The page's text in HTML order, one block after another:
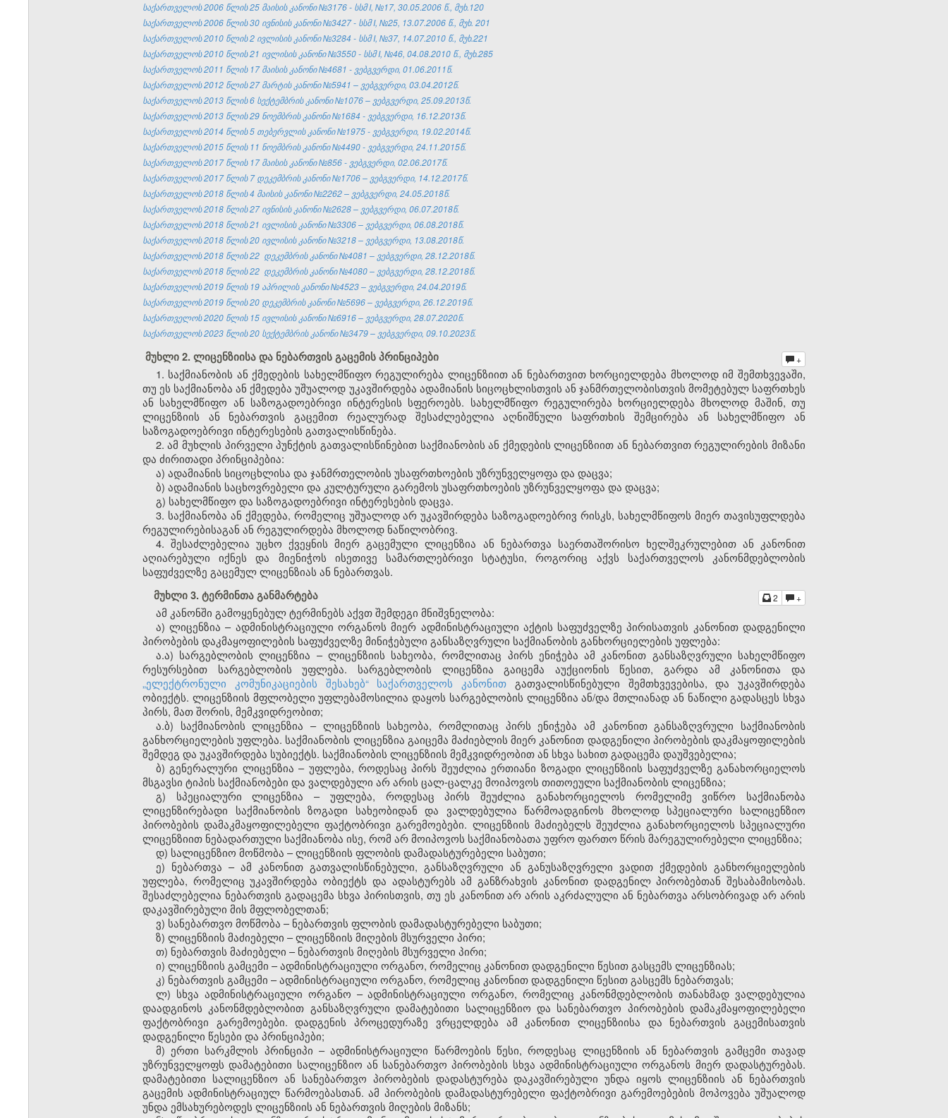
საქართველოს 2006 წლის 25 მაისის კანონი №3176 - სსმ I, №17, 30.05.2006 წ., მუხ.120
საქართველოს 2006 წლის 30 ივნისის კანონი №3427 - სსმ I, №25, 13.07.2006 წ., მუხ. 201
საქართველოს 2010 წლის 2 ივლისის კანონი №3284 - სსმ I, №37, 14.07.2010 წ., მუხ.221
საქართველოს 2010 წლის 21 ივლისის კანონი №3550 - სსმ I, №46, 04.08.2010 წ., მუხ.285
საქართველოს 2011 წლის 17 მაისის კანონი №4681 - ვებგვერდი, 01.06.2011წ.
საქართველოს 2012 წლის 27 მარტის კანონი №5941 – ვებგვერდი, 03.04.2012წ.
საქართველოს 2013 წლის 6 სექტემბრის კანონი №1076 – ვებგვერდი, 25.09.2013წ.
საქართველოს 2013 წლის 29 ნოემბრის კანონი №1684 - ვებგვერდი, 16.12.2013წ.
საქართველოს 2014 წლის 5 თებერვლის კანონი №1975 - ვებგვერდი, 19.02.2014წ.
საქართველოს 2015 წლის 11 ნოემბრის კანონი №4490 - ვებგვერდი, 24.11.2015წ.
საქართველოს 2017 წლის 17 მაისის კანონი №856 - ვებგვერდი, 02.06.2017წ.
საქართველოს 2017 წლის 7 დეკემბრის კანონი №1706 – ვებგვერდი, 14.12.2017წ.
საქართველოს 2018 წლის 4 მაისის კანონი №2262 – ვებგვერდი, 24.05.2018წ.
საქართველოს 2018 წლის 27 ივნისის კანონი №2628 – ვებგვერდი, 06.07.2018წ.
საქართველოს 2018 წლის 21 ივლისის კანონი №3306 – ვებგვერდი, 06.08.2018წ.
საქართველოს 2018 წლის 20 ივლისის კანონი №3218 – ვებგვერდი, 13.08.2018წ.
საქართველოს 2018 წლის 22 დეკემბრის კანონი №4081 – ვებგვერდი, 28.12.2018წ.
საქართველოს 2018 წლის 22 დეკემბრის კანონი №4080 – ვებგვერდი, 28.12.2018წ.
საქართველოს 2019 წლის 19 აპრილის კანონი №4523 – ვებგვერდი, 24.04.2019წ.
საქართველოს 2019 წლის 20 დეკემბრის კანონი №5696 – ვებგვერდი, 26.12.2019წ.
საქართველოს 2020 წლის 15 ივლისის კანონი №6916 – ვებგვერდი, 28.07.2020წ.
საქართველოს 2023 წლის 20 სექტემბრის კანონი №3479 – ვებგვერდი, 09.10.2023წ.
მუხლი 2. ლიცენზიისა და ნებართვის გაცემის პრინციპები +
1. საქმიანობის ან ქმედების სახელმწიფო რეგულირება ლიცენზიით ან ნებართვით ხორციელდება მხოლოდ იმ შემთხვევაში,
თუ ეს საქმიანობა ან ქმედება უშუალოდ უკავშირდება ადამიანის სიცოცხლისთვის ან ჯანმრთელობისთვის მომეტებულ საფრთხეს
ან სახელმწიფო ან საზოგადოებრივი ინტერესის სფეროებს. სახელმწიფო რეგულირება ხორციელდება მხოლოდ მაშინ, თუ
ლიცენზიის ან ნებართვის გაცემით რეალურად შესაძლებელია აღნიშნული საფრთხის შემცირება ან სახელმწიფო ან
საზოგადოებრივი ინტერესების გათვალისწინება.
2. ამ მუხლის პირველი პუნქტის გათვალისწინებით საქმიანობის ან ქმედების ლიცენზიით ან ნებართვით რეგულირების მიზანი
და ძირითადი პრინციპებია:
ა) ადამიანის სიცოცხლისა და ჯანმრთელობის უსაფრთხოების უზრუნველყოფა და დაცვა;
ბ) ადამიანის საცხოვრებელი და კულტურული გარემოს უსაფრთხოების უზრუნველყოფა და დაცვა;
გ) სახელმწიფო და საზოგადოებრივი ინტერესების დაცვა.
3. საქმიანობა ან ქმედება, რომელიც უშუალოდ არ უკავშირდება საზოგადოებრივ რისკს, სახელმწიფოს მიერ თავისუფლდება
რეგულირებისაგან ან რეგულირდება მხოლოდ ნაწილობრივ.
4. შესაძლებელია უცხო ქვეყნის მიერ გაცემული ლიცენზია ან ნებართვა საერთაშორისო ხელშეკრულებით ან კანონით
აღიარებული იქნეს და მიენიჭოს ისეთივე სამართლებრივი სტატუსი, როგორიც აქვს საქართველოს კანონმდებლობის
საფუძველზე გაცემულ ლიცენზიას ან ნებართვას.
მუხლი 3. ტერმინთა განმარტება
2 +
ამ კანონში გამოყენებულ ტერმინებს აქვთ შემდეგი მნიშვნელობა:
ა) ლიცენზია – ადმინისტრაციული ორგანოს მიერ ადმინისტრაციული აქტის საფუძველზე პირისათვის კანონით დადგენილი
პირობების დაკმაყოფილების საფუძველზე მინიჭებული განსაზღვრული საქმიანობის განხორციელების უფლება:
ა.ა) სარგებლობის ლიცენზია – ლიცენზიის სახეობა, რომლითაც პირს ენიჭება ამ კანონით განსაზღვრული სახელმწიფო
რესურსებით სარგებლობის უფლება. სარგებლობის ლიცენზია გაიცემა აუქციონის წესით, გარდა ამ კანონითა და
„ელექტრონული კომუნიკაციების შესახებ“ საქართველოს კანონით გათვალისწინებული შემთხვევებისა, და უკავშირდება
ობიექტს. ლიცენზიის მფლობელი უფლებამოსილია დაყოს სარგებლობის ლიცენზია ან/და მთლიანად ან ნაწილი გადასცეს სხვა
პირს, მათ შორის, მემკვიდრეობით;
ა.ბ) საქმიანობის ლიცენზია – ლიცენზიის სახეობა, რომლითაც პირს ენიჭება ამ კანონით განსაზღვრული საქმიანობის
განხორციელების უფლება. საქმიანობის ლიცენზია გაიცემა მაძიებლის მიერ კანონით დადგენილი პირობების დაკმაყოფილების
შემდეგ და უკავშირდება სუბიექტს. საქმიანობის ლიცენზიის მემკვიდრეობით ან სხვა სახით გადაცემა დაუშვებელია;
ბ) გენერალური ლიცენზია – უფლება, როდესაც პირს შეუძლია ერთიანი ზოგადი ლიცენზიის საფუძველზე განახორციელოს
მსგავსი ტიპის საქმიანობები და ვალდებული არ არის ცალ-ცალკე მოიპოვოს თითოეული საქმიანობის ლიცენზია;
გ) სპეციალური ლიცენზია – უფლება, როდესაც პირს შეუძლია განახორციელოს რომელიმე ვიწრო საქმიანობა
ლიცენზირებადი საქმიანობის ზოგადი სახეობიდან და ვალდებულია წარმოადგინოს მხოლოდ სპეციალური სალიცენზიო
პირობების დამაკმაყოფილებელი ფაქტობრივი გარემოებები. ლიცენზიის მაძიებელს შეუძლია განახორციელოს სპეციალური
ლიცენზიით ნებადართული საქმიანობა ისე, რომ არ მოიპოვოს საქმიანობათა უფრო ფართო წრის მარეგულირებელი ლიცენზია;
დ) სალიცენზიო მოწმობა – ლიცენზიის ფლობის დამადასტურებელი საბუთი;
ე) ნებართვა – ამ კანონით გათვალისწინებული, განსაზღვრული ან განუსაზღვრელი ვადით ქმედების განხორციელების
უფლება, რომელიც უკავშირდება ობიექტს და ადასტურებს ამ განზრახვის კანონით დადგენილ პირობებთან შესაბამისობას.
შესაძლებელია ნებართვის გადაცემა სხვა პირისთვის, თუ ეს კანონით არ არის აკრძალული ან ნებართვა არსობრივად არ არის
დაკავშირებული მის მფლობელთან;
ვ) სანებართვო მოწმობა – ნებართვის ფლობის დამადასტურებელი საბუთი;
ზ) ლიცენზიის მაძიებელი – ლიცენზიის მიღების მსურველი პირი;
თ) ნებართვის მაძიებელი – ნებართვის მიღების მსურველი პირი;
ი) ლიცენზიის გამცემი – ადმინისტრაციული ორგანო, რომელიც კანონით დადგენილი წესით გასცემს ლიცენზიას;
კ) ნებართვის გამცემი – ადმინისტრაციული ორგანო, რომელიც კანონით დადგენილი წესით გასცემს ნებართვას;
ლ) სხვა ადმინისტრაციული ორგანო – ადმინისტრაციული ორგანო, რომელიც კანონმდებლობის თანახმად ვალდებულია
დაადგინოს კანონმდებლობით განსაზღვრული დამატებითი სალიცენზიო და სანებართვო პირობების დამაკმაყოფილებელი
ფაქტობრივი გარემოებები. დადგენის პროცედურაზე ვრცელდება ამ კანონით ლიცენზიისა და ნებართვის გაცემისათვის
დადგენილი წესები და პრინციპები;
მ) ერთი სარკმლის პრინციპი – ადმინისტრაციული წარმოების წესი, როდესაც ლიცენზიის ან ნებართვის გამცემი თავად
უზრუნველყოფს დამატებითი სალიცენზიო ან სანებართვო პირობების სხვა ადმინისტრაციული ორგანოს მიერ დადასტურებას.
დამატებითი სალიცენზიო ან სანებართვო პირობების დადასტურება დაკავშირებული უნდა იყოს ლიცენზიის ან ნებართვის
გაცემის ადმინისტრაციულ წარმოებასთან. ამ პირობების დამადასტურებელი ფაქტობრივი გარემოებების მოპოვება უშუალოდ
უნდა ემსახურებოდეს ლიცენზიის ან ნებართვის მიღების მიზანს;